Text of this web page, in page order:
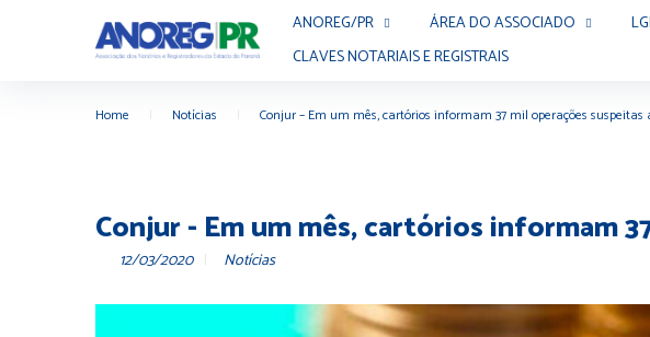
ANOREG/PR ÁREA DO ASSOCIADO
CLAVES NOTARIAIS E REGISTRAIS
Home Notícias Conjur – Em um mês, cartórios informam 37 mil operações suspeitas
Conjur - Em um mês, cartórios informam
12/03/2020 Notícias